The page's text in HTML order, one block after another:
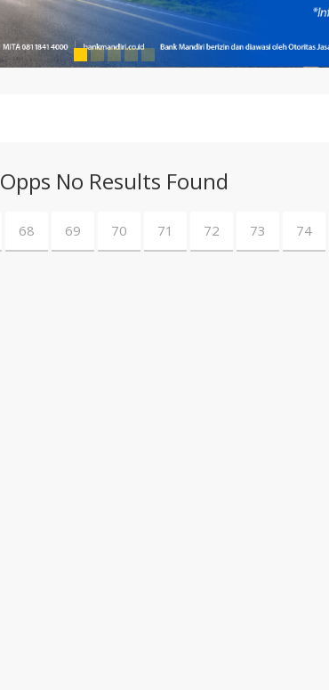
Opps No Results Found
68 69 70 71 72 73 74